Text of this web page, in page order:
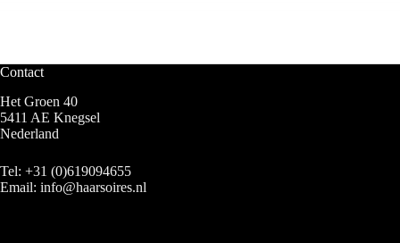
Contact
Het Groen 40
5411 AE Knegsel
Nederland
Tel: +31 (0)619094655
Email: info@haarsoires.nl